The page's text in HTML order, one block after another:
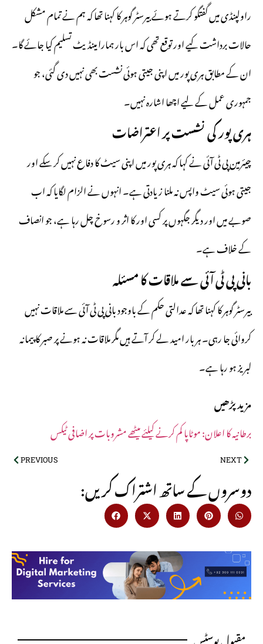
راولپنڈی میں گفتگو کرتے ہوئے بیرسٹر گوہر کا کہنا تھا کہ ہم نے تمام مشکل
حالات برداشت کیے اور توقع تھی کہ اس بار ہمارا مینڈیٹ تسلیم کیا جائے گا۔
ان کے مطابق ہری پور میں اپنی جیتی ہوئی نشست بھی نہیں دی گئی، جو
جمہوری عمل کے لیے اچھا اشارہ نہیں۔
ہری پور کی نشست پر اعتراضات
چیئرمین پی ٹی آئی نے کہا کہ ہری پور میں اپنی سیٹ کا دفاع نہیں کر سکے اور
جیتی ہوئی سیٹ واپس نہ ملنا زیادتی ہے۔ انہوں نے الزام لگایا کہ اب
صوبے میں اور دیگر جگہوں پر کسی اور کا اثر و رسوخ چل رہا ہے، جو انصاف
کے خلاف ہے۔
بانی پی ٹی آئی سے ملاقات کا مسئلہ
بیرسٹر گوہر کا کہنا تھا کہ عدالتی حکم کے باوجود بانی پی ٹی آئی سے ملاقات نہیں
کروائی جا رہی۔ ہر بار امید لے کر آتے ہیں مگر ملاقات نہ ہونے پر صبر کا پیمانہ
لبریز ہو رہا ہے۔
مزید پڑھیں
برطانیہ کا اعلان: موٹاپا کم کرنے کیلئے میٹھے مشروبات پر اضافی ٹیکس
PREVIOUS NEXT
:دوسروں کے ساتھ اشتراک کریں